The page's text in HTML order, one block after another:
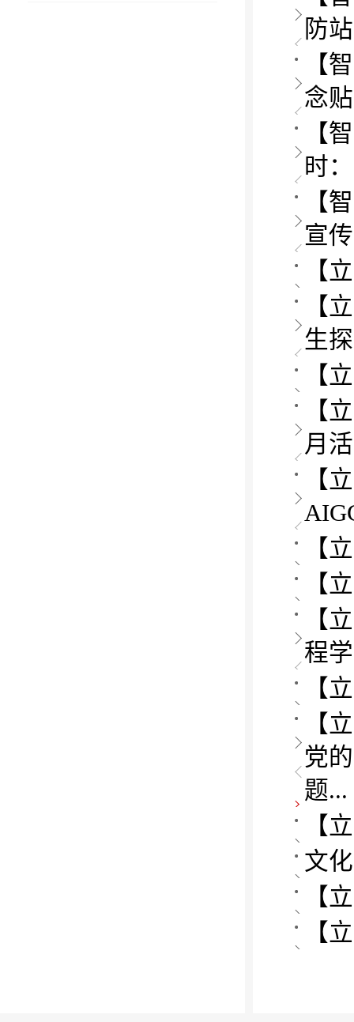
防
【
念
【
时
【
宣
【
【
生
【
【
月
【
【
【
【
程
【
【
党
题...
【
文
【
【